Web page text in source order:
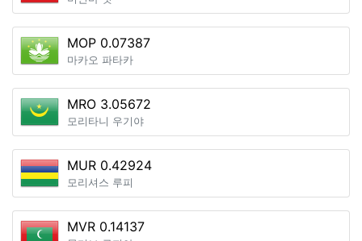
MOP 0.07387
마카오 파타카
MRO 3.05672
모리타니 우기야
MUR 0.42924
모리셔스 루피
MVR 0.14137